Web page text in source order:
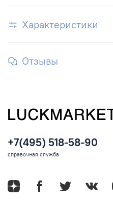
Характеристики
Отзывы
+7(495) 518-58-90
справочная служба